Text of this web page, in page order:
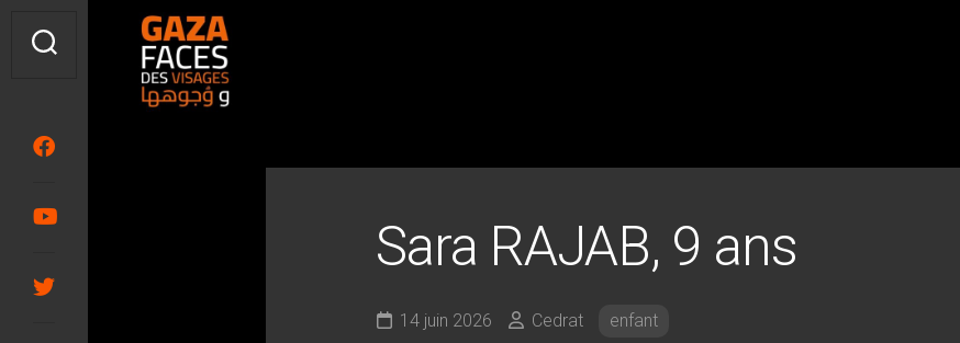
content
Sara RAJAB, 9 ans
14 juin 2026 Cedrat enfant